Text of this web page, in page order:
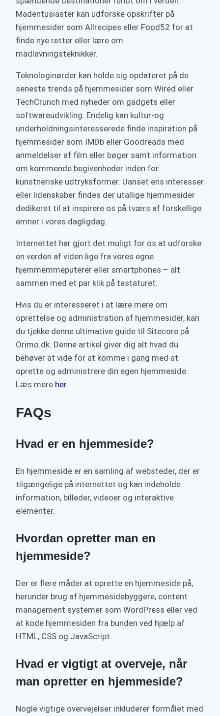
Madentusiaster kan udforske opskrifter på
hjemmesider som Allrecipes eller Food52 for at
finde nye retter eller lære om
madlavningsteknikker.
Teknologinørder kan holde sig opdateret på de
seneste trends på hjemmesider som Wired eller
TechCrunch med nyheder om gadgets eller
softwareudvikling. Endelig kan kultur-og
underholdningsinteresserede finde inspiration på
hjemmesider som IMDb eller Goodreads med
anmeldelser af film eller bøger samt information
om kommende begivenheder inden for
kunstneriske udtryksformer. Uanset ens interesser
eller lidenskaber findes der utallige hjemmesider
dedikeret til at inspirere os på tværs af forskellige
emner i vores dagligdag.
Internettet har gjort det muligt for os at udforske
en verden af viden lige fra vores egne
hjemmemmeputerer eller smartphones – alt
sammen med et par klik på tastaturet.
Hvis du er interesseret i at lære mere om
oprettelse og administration af hjemmesider, kan
du tjekke denne ultimative guide til Sitecore på
Orimo.dk. Denne artikel giver dig alt hvad du
behøver at vide for at komme i gang med at
oprette og administrere din egen hjemmeside.
Læs mere her.
FAQs
Hvad er en hjemmeside?
En hjemmeside er en samling af websteder, der er
tilgængelige på internettet og kan indeholde
information, billeder, videoer og interaktive
elementer.
Hvordan opretter man en
hjemmeside?
Der er flere måder at oprette en hjemmeside på,
herunder brug af hjemmesidebyggere, content
management systemer som WordPress eller ved
at kode hjemmesiden fra bunden ved hjælp af
HTML, CSS og JavaScript.
Hvad er vigtigt at overveje, når
man opretter en hjemmeside?
Nogle vigtige overvejelser inkluderer formålet med